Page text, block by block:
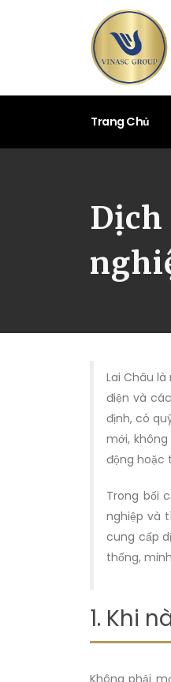
Trang Chủ
Dịch
Lai Châu
điện và
định, có
mới,
động hoặc
Trong bối
nghiệp và
cung cấp
thống,
1. Khi
Không phải